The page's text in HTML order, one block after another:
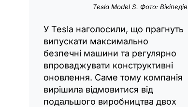
Tesla Model S. Фото: Вікіпедія
У Tesla наголосили, що прагнуть
випускати максимально
безпечні машини та регулярно
впроваджувати конструктивні
оновлення. Саме тому компанія
вирішила відмовитися від
подальшого виробництва двох